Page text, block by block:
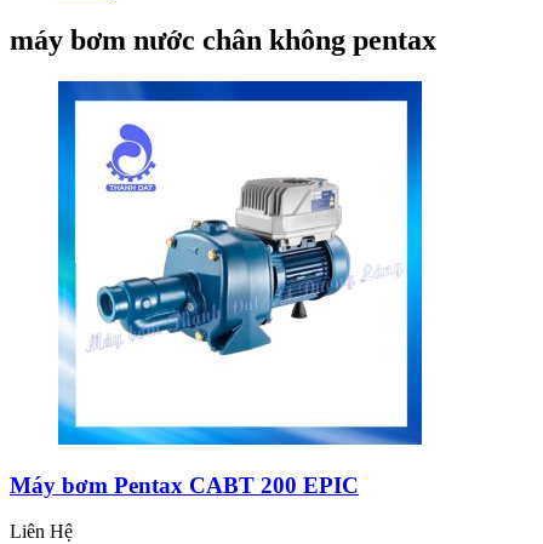
máy bơm nước chân không pentax
Máy bơm Pentax CABT 200 EPIC
Liên Hệ